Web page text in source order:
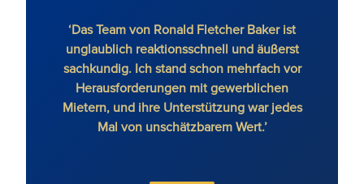
‘Das Team von Ronald Fletcher Baker ist
unglaublich reaktionsschnell und äußerst
sachkundig. Ich stand schon mehrfach vor
Herausforderungen mit gewerblichen
Mietern, und ihre Unterstützung war jedes
Mal von unschätzbarem Wert.’